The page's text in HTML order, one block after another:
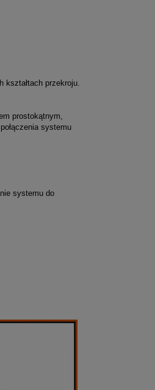
kształtach przekroju.
prostokątnym,
systemu
systemu do